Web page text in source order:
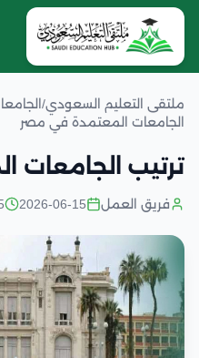
ملتقى التعليم السعودي/
الجامعات المعتمدة في مصر
ترتيب الجامعات
فريق العمل 2026-06-15
5